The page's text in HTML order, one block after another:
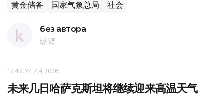
黄金储备 国家气象总局 社会
без автора
编译
17:47, 24 7月 2026
未来几日哈萨克斯坦将继续迎来高温天气